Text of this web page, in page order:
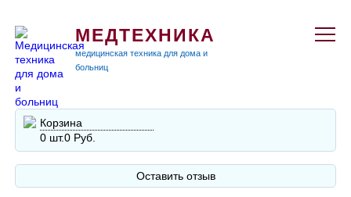
МЕДТЕХНИКА
медицинская техника для дома и
больниц
Корзина
0 шт.0 Руб.
Оставить отзыв